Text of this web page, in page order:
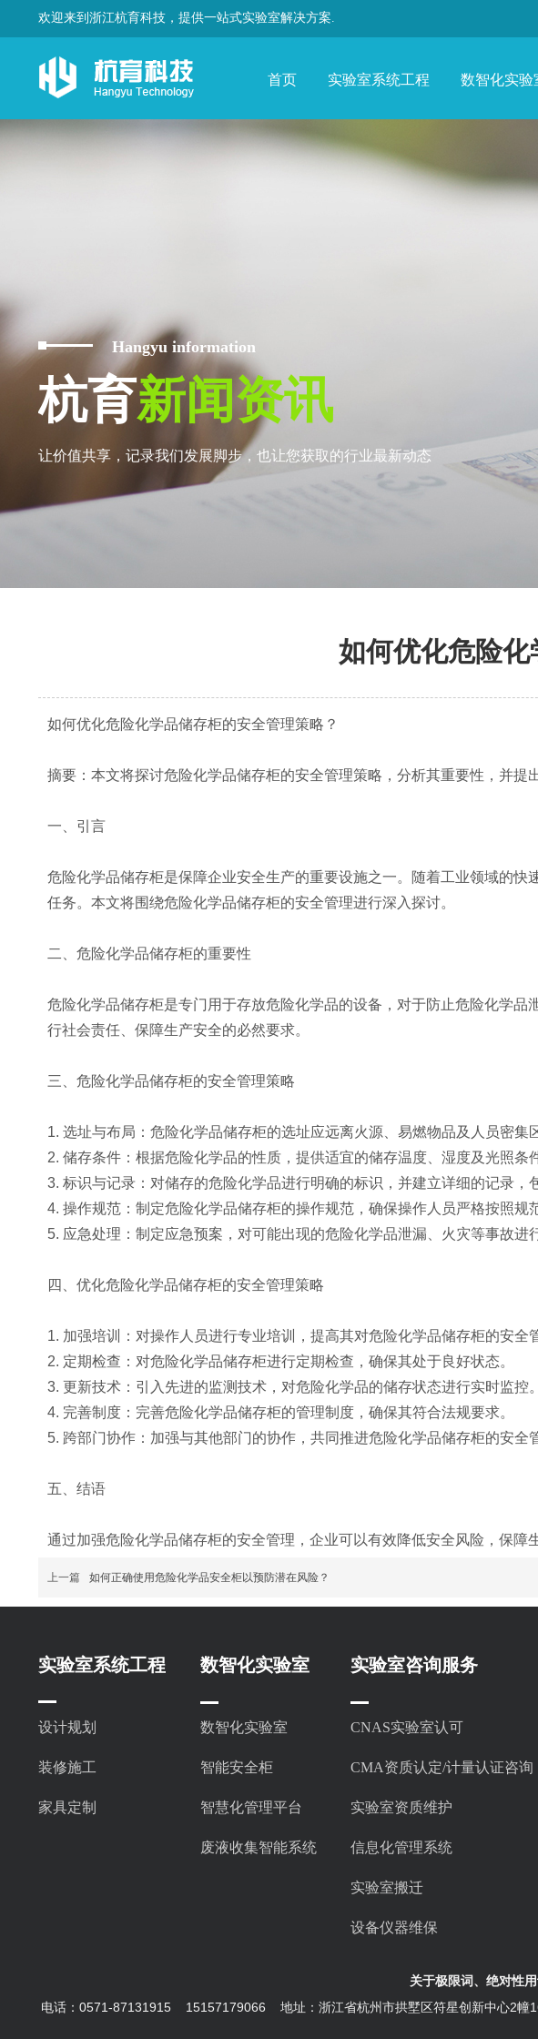
欢迎来到浙江杭育科技，提供一站式实验室解决方案.
首页 实验室系统工程 数智化实验
Hangyu information
杭育新闻资讯
让价值共享，记录我们发展脚步，也让您获取的行业最新动态
如何优化危险化
如何优化危险化学品储存柜的安全管理策略？
摘要：本文将探讨危险化学品储存柜的安全管理策略，分析其重要性，并
一、引言
危险化学品储存柜是保障企业安全生产的重要设施之一。随着工业领域的
任务。本文将围绕危险化学品储存柜的安全管理进行深入探讨。
二、危险化学品储存柜的重要性
危险化学品储存柜是专门用于存放危险化学品的设备，对于防止危险化学
行社会责任、保障生产安全的必然要求。
三、危险化学品储存柜的安全管理策略
1. 选址与布局：危险化学品储存柜的选址应远离火源、易燃物品及人员密
2. 储存条件：根据危险化学品的性质，提供适宜的储存温度、湿度及光照条
3. 标识与记录：对储存的危险化学品进行明确的标识，并建立详细的记录，
4. 操作规范：制定危险化学品储存柜的操作规范，确保操作人员严格按照规
5. 应急处理：制定应急预案，对可能出现的危险化学品泄漏、火灾等事故进
四、优化危险化学品储存柜的安全管理策略
1. 加强培训：对操作人员进行专业培训，提高其对危险化学品储存柜的安全
2. 定期检查：对危险化学品储存柜进行定期检查，确保其处于良好状态。
3. 更新技术：引入先进的监测技术，对危险化学品的储存状态进行实时监控。
4. 完善制度：完善危险化学品储存柜的管理制度，确保其符合法规要求。
5. 跨部门协作：加强与其他部门的协作，共同推进危险化学品储存柜的安全
五、结语
通过加强危险化学品储存柜的安全管理，企业可以有效降低安全风险，保
上一篇 如何正确使用危险化学品安全柜以预防潜在风险？
实验室系统工程
设计规划
装修施工
家具定制
实验室咨询服务
CNAS实验室认可
CMA资质认定/计量认证咨询
实验室资质维护
信息化管理系统
实验室搬迁
设备仪器维保
数智化实验室
数智化实验室
智能安全柜
智慧化管理平台
废液收集智能系统
关于极限词、绝对性
电话：0571-87131915 15157179066 地址：浙江省杭州市拱墅区符星创新中心2幢